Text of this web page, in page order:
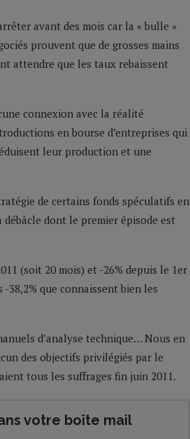
avant des mois car la « bulle »
prouvent que de grosses mains
attendre que les taux rebaissent
connexion avec la réalité
en bourse d’entreprises qui
leur production et une
de certains fonds spéculatifs en
dont le premier épisode est
(soit 20 mois) et -26% depuis le 1er
que connaissent bien les
d’analyse technique… Nous en
des objectifs privilégiés par le
tous les suffrages fin juin 2011.
votre boîte mail